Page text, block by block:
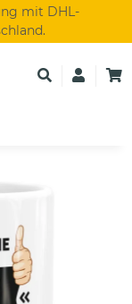
mit DHL-